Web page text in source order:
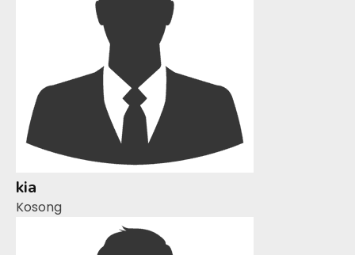
kia
Kosong